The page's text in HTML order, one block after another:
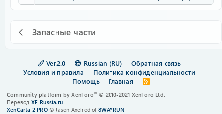
Запасные части
Ver.2.0 Russian (RU)
Обратная связь
Условия и правила
Политика конфиденциальности
Помощь
Главная
R
S
Community platform by XenForo® © 2010-2021 XenForo Ltd.
Перевод XF-Russia.ru
XenCarta 2 PRO© Jason Axelrod of 8WAYRUN